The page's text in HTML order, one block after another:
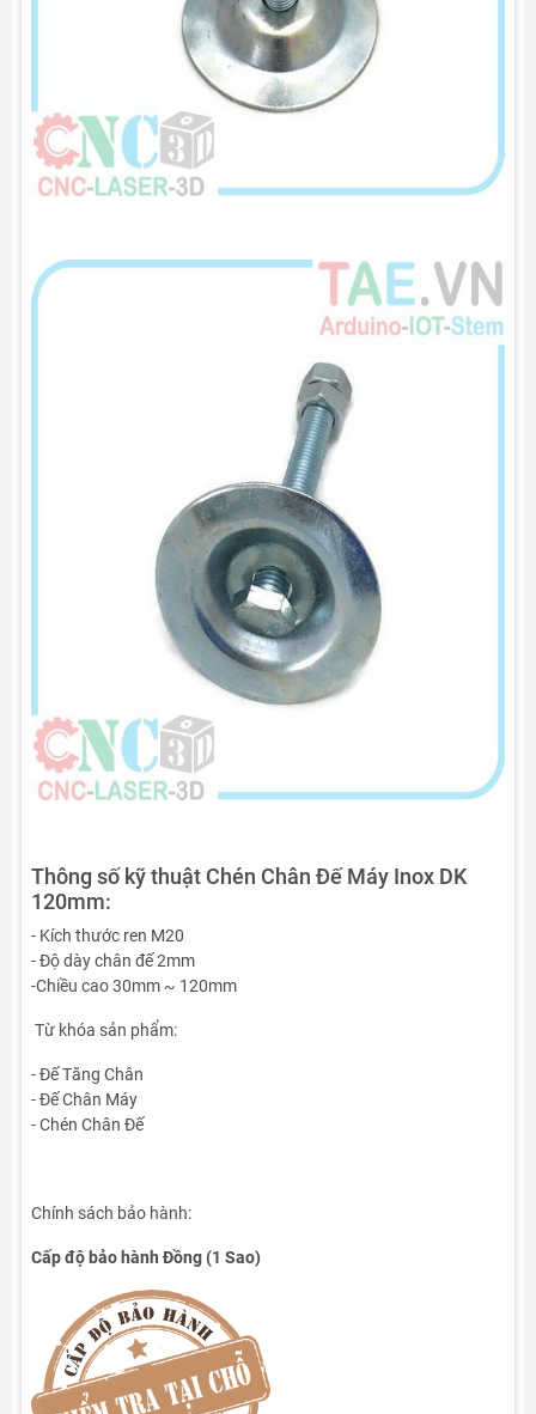
Thông số kỹ thuật Chén Chân Đế Máy Inox DK
120mm:
- Kích thước ren M20
- Độ dày chân đế 2mm
-Chiều cao 30mm ~ 120mm
Từ khóa sản phẩm:
- Đế Tăng Chân
- Đế Chân Máy
- Chén Chân Đế
Chính sách bảo hành:
Cấp độ bảo hành Đồng(1 Sao)